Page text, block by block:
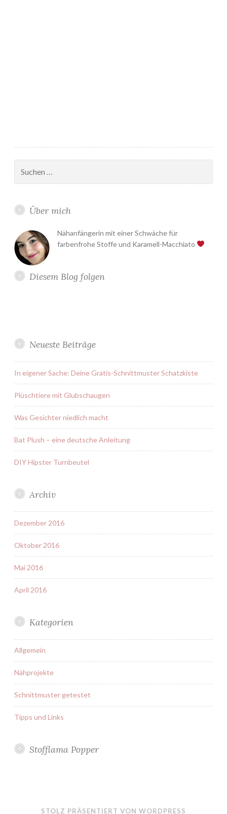
nach:
Über mich
Nähanfängerin mit einer Schwäche für
farbenfrohe Stoffe und Karamell-Macchiato
Diesem Blog folgen
Neueste Beiträge
In eigener Sache: Deine Gratis-Schnittmuster Schatzkiste
Plüschtiere mit Glubschaugen
Was Gesichter niedlich macht
Bat Plush – eine deutsche Anleitung
DIY Hipster Turnbeutel
Archiv
Dezember 2016
Oktober 2016
Mai 2016
April 2016
Kategorien
Allgemein
Nähprojekte
Schnittmuster getestet
Tipps und Links
Stofflama Popper
STOLZ PRÄSENTIERT VON WORDPRESS